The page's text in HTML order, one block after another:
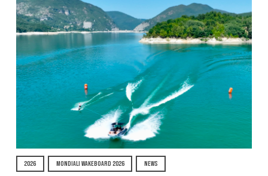
2026 MONDIALI WAKEBOARD 2026 NEWS